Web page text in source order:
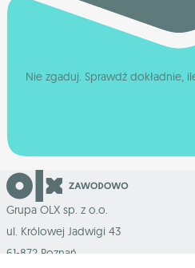
Nie zgaduj. Sprawdź dokładnie,
Grupa OLX sp. z o.o.
ul. Królowej Jadwigi 43
61-872 Poznań